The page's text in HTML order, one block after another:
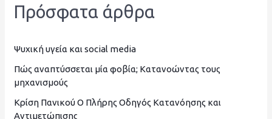
η
σ
η
γ
Πρόσφατα άρθρα
Ψυχική υγεία και social media
Πώς αναπτύσσεται μία φοβία; Κατανοώντας τους
μηχανισμούς
Κρίση Πανικού Ο Πλήρης Οδηγός Κατανόησης και
Αντιμετώπισης